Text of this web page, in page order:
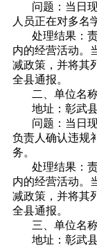
问题：当日
人员正在对多名
处理结果：
内的经营活动。
减政策，并将其
全县通报。
二、单位名
地址：彰武
问题：当日
负责人确认违规
务。
处理结果：
内的经营活动。
减政策，并将其
全县通报。
三、单位名
地址：彰武